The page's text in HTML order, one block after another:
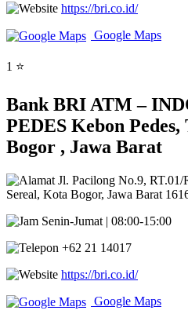
https://bri.co.id/
Google Maps
1 ⭐
Bank BRI ATM –
PEDES Kebon Pedes,
Bogor , Jawa Barat
Jl. Pacilong No.9, RT.01/
Sereal, Kota Bogor, Jawa Barat
Senin-Jumat | 08:00-15:00
+62 21 14017
https://bri.co.id/
Google Maps